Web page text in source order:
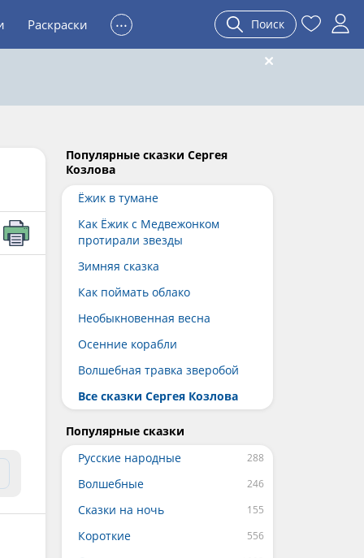
Раскраски ... Поиск
Популярные сказки Сергея
Козлова
Ёжик в тумане
Как Ёжик с Медвежонком
протирали звезды
Зимняя сказка
Как поймать облако
Необыкновенная весна
Осенние корабли
Волшебная травка зверобой
Все сказки Сергея Козлова
Популярные сказки
Русские народные
Волшебные
Сказки на ночь
Короткие